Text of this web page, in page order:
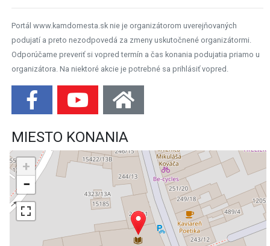
Portál www.kamdomesta.sk nie je organizátorom uverejňovaných
podujatí a preto nezodpovedá za zmeny uskutočnené organizátormi.
Odporúčame preveriť si vopred termín a čas konania podujatia priamo u
organizátora. Na niektoré akcie je potrebné sa prihlásiť vopred.
MIESTO KONANIA
+
−